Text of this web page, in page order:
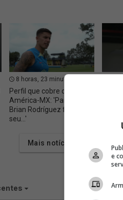
8 horas, 23 minutos
Perfil que cobre o
América-MX: 'Parece que
Brian Rodríguez fará
seu...'
Mais notícias
e